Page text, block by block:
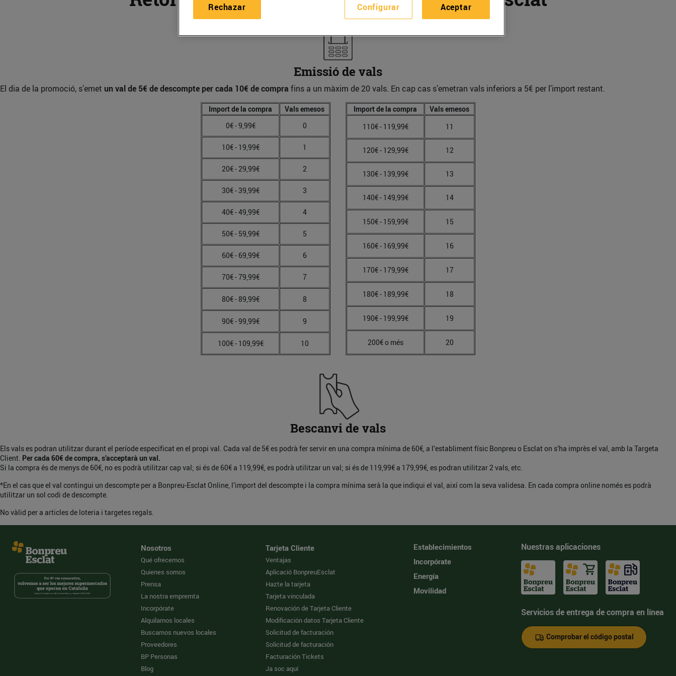
Emissió de vals
El dia de la promoció, s’emet un val de 5€ de descompte per cada 10€ de compra fins a un màxim de 20 vals. En cap cas s’emetran vals inferiors a 5€ per l’import restant.
Import de la compra
Vals emesos
0€ - 9,99€
0
10€ - 19,99€ 1
20€ - 29,99€ 2
30€ - 39,99€ 3
40€ - 49,99€ 4
50€ - 59,99€ 5
60€ - 69,99€ 6
70€ - 79,99€ 7
80€ - 89,99€ 8
90€ - 99,99€ 9
100€ - 109,99€ 10
Import de la compra
Vals emesos
110€ - 119,99€
11
120€ - 129,99€ 12
130€ - 139,99€ 13
140€ - 149,99€ 14
150€ - 159,99€ 15
160€ - 169,99€ 16
170€ - 179,99€ 17
180€ - 189,99€ 18
190€ - 199,99€ 19
200€ o més 20
Bescanvi de vals
Els vals es podran utilitzar durant el període especificat en el propi val. Cada val de 5€ es podrà fer servir en una compra mínima de 60€, a l’establiment físic Bonpreu o Esclat on s’ha imprès el val, amb la Targeta
Client. Per cada 60€ de compra, s’acceptarà un val.
Si la compra és de menys de 60€, no es podrà utilitzar cap val; si és de 60€ a 119,99€, es podrà utilitzar un val; si és de 119,99€ a 179,99€, es podran utilitzar 2 vals, etc.
*En el cas que el val contingui un descompte per a Bonpreu-Esclat Online, l’import del descompte i la compra mínima serà la que indiqui el val, així com la seva validesa. En cada compra online només es podrà
utilitzar un sol codi de descompte.
No vàlid per a articles de loteria i targetes regals.
Nosotros
Qué ofrecemos
Quienes somos
Prensa
La nostra empremta
Incorpórate
Alquilamos locales
Buscamos nuevos locales
Proveedores
BP Personas
Blog
Tarjeta Cliente
Ventajas
Aplicació BonpreuEsclat
Hazte la tarjeta
Tarjeta vinculada
Renovación de Tarjeta Cliente
Modificación datos Tarjeta Cliente
Solicitud de facturación
Solicitud de facturación
Facturación Tickets
Ja soc aquí
Establecimientos
Incorpórate
Energía
Movilidad
Nuestras aplicaciones
Servicios de entrega de compra en línea
Comprobar el código postal
Configurar
Rechazar Aceptar